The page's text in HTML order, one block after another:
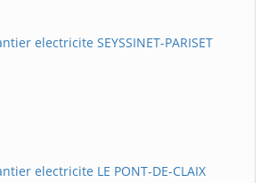
electricite SEYSSINET-PARISET
electricite LE PONT-DE-CLAIX